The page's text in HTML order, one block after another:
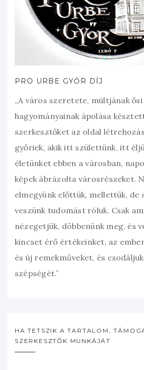
PRO URBE GYŐR DÍJ
„A város szeretete, múltjának
hagyományainak ápolása
szerkesztőket az oldal
győriek, akik itt születtünk, itt
életünket ebben a városban,
képek ábrázolta városrészeket.
elmegyünk előttük, mellettük, de
veszünk tudomást róluk. Csak
nézegetjük, döbbenünk meg, és
kincset érő értékeinket, az
és új remekműveket, és
szépségét.”
HA TETSZIK A TARTALOM,
SZERKESZTŐK MUNKÁJÁT